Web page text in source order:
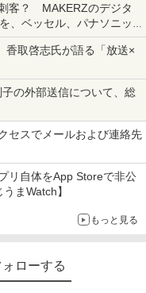
客？ MAKERZのデジタ
、ベッセル、パナソニッ
・ミニレビュー 第165
香取啓志氏が語る「放送×
の外部送信について、総
セスでメールおよび連絡先
リ自体をApp Storeで非公
まWatch】
もっと見る
ローする